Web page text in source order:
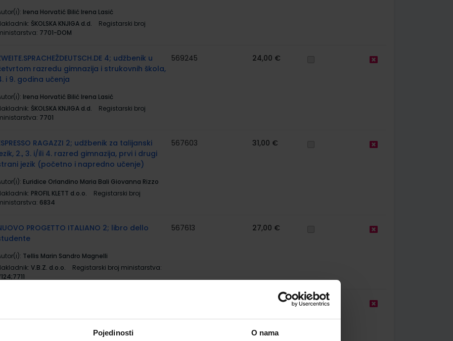
Pojedinosti O nama
Irena Horvatić Bilić Irena Lasić
ŠKOLSKA KNJIGA d.d.
Registarski broj
7701-DOM
4; udžbenik u
razredu gimnazija i strukovnih škola,
i 9. godina učenja
Irena Horvatić Bilić Irena Lasić
ŠKOLSKA KNJIGA d.d.
Registarski broj
7701
569245 24,00 €
RAGAZZI 2; udžbenik za talijanski
2., 3. i/ili 4. razred gimnazija, prvi i drugi
jezik (početno i napredno učenje)
Euridice Orlandino Maria Bali Giovanna Rizzo
PROFIL KLETT d.o.o.
Registarski broj
6834
567603 31,00 €
PROGETTO ITALIANO 2; libro dello
Tellis Marin Sandro Magnelli
V.B.Z. d.o.o.
Registarski broj ministarstva:
567613 27,00 €
Tellis Marin Sandro Magnelli